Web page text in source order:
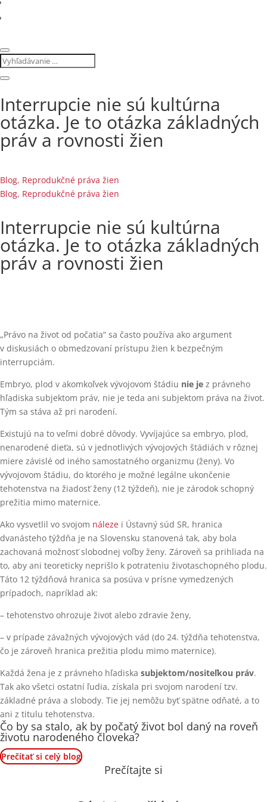
Interrupcie nie sú kultúrna
otázka. Je to otázka základných
práv a rovnosti žien
Blog, Reprodukčné práva žien
Blog, Reprodukčné práva žien
Interrupcie nie sú kultúrna
otázka. Je to otázka základných
práv a rovnosti žien
„Právo na život od počatia“ sa často používa ako argument
v diskusiách o obmedzovaní prístupu žien k bezpečným
interrupciám.
Embryo, plod v akomkoľvek vývojovom štádiu nie je z právneho
hľadiska subjektom práv, nie je teda ani subjektom práva na život.
Tým sa stáva až pri narodení.
Existujú na to veľmi dobré dôvody. Vyvíjajúce sa embryo, plod,
nenarodené dieťa, sú v jednotlivých vývojových štádiách v rôznej
miere závislé od iného samostatného organizmu (ženy). Vo
vývojovom štádiu, do ktorého je možné legálne ukončenie
tehotenstva na žiadosť ženy (12 týždeň), nie je zárodok schopný
prežitia mimo maternice.
Ako vysvetlil vo svojom náleze i Ústavný súd SR, hranica
dvanásteho týždňa je na Slovensku stanovená tak, aby bola
zachovaná možnosť slobodnej voľby ženy. Zároveň sa prihliada na
to, aby ani teoreticky neprišlo k potrateniu životaschopného plodu.
Táto 12 týždňová hranica sa posúva v prísne vymedzených
prípadoch, napríklad ak:
– tehotenstvo ohrozuje život alebo zdravie ženy,
– v prípade závažných vývojových vád (do 24. týždňa tehotenstva,
čo je zároveň hranica prežitia plodu mimo maternice).
Každá žena je z právneho hľadiska subjektom/nositeľkou práv.
Tak ako všetci ostatní ľudia, získala pri svojom narodení tzv.
základné práva a slobody. Tie jej nemôžu byť spätne odňaté, a to
ani z titulu tehotenstva.
Čo by sa stalo, ak by počatý život bol daný na roveň
životu narodeného človeka?
Prečítať si celý blog
Prečítajte si